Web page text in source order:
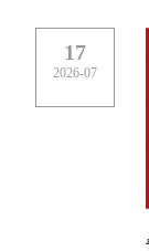
17
2026-07